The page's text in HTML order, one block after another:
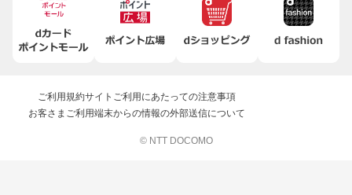
ご利用規約サイトご利用にあたっての注意事項
お客さまご利用端末からの情報の外部送信について
© NTT DOCOMO